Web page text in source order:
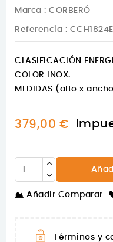
Marca : CORBERÓ
Referencia :
CLASIFICACIÓN
COLOR INOX.
MEDIDAS (alto x
379,00 €
Añadir Comparar
Términos y